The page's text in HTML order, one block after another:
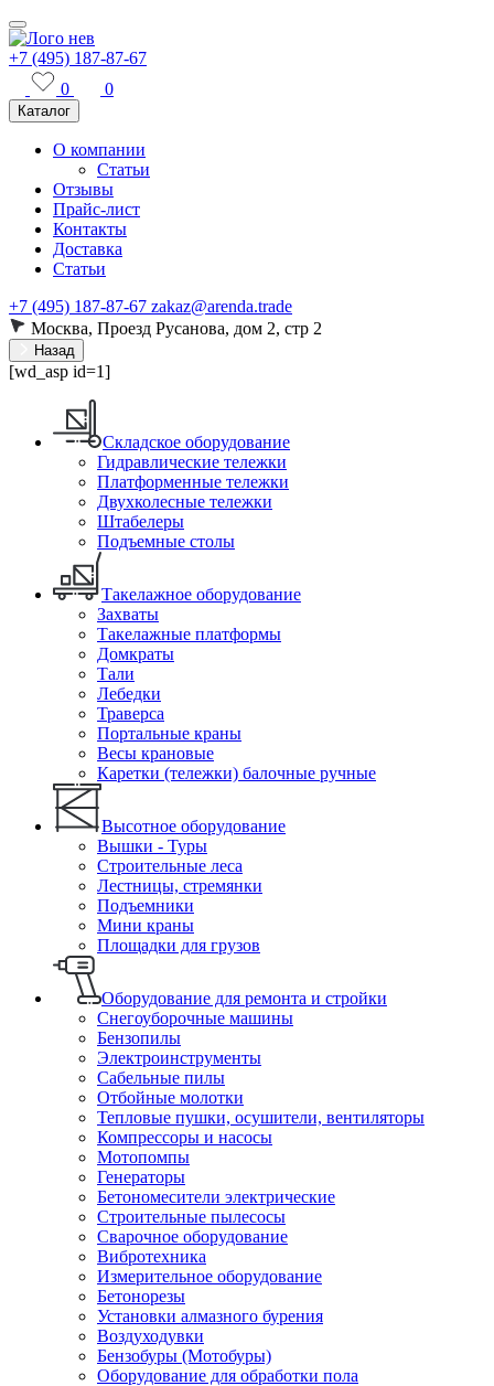
+7 (495) 187-87-67
0
0
Каталог
О компании
Статьи
Отзывы
Прайс-лист
Контакты
Доставка
Статьи
+7 (495) 187-87-67 zakaz@arenda.trade
Москва, Проезд Русанова, дом 2, стр 2
Назад
[wd_asp id=1]
Складское оборудование
Гидравлические тележки
Платформенные тележки
Двухколесные тележки
Штабелеры
Подъемные столы
Такелажное оборудование
Захваты
Такелажные платформы
Домкраты
Тали
Лебедки
Траверса
Портальные краны
Весы крановые
Каретки (тележки) балочные ручные
Высотное оборудование
Вышки - Туры
Строительные леса
Лестницы, стремянки
Подъемники
Мини краны
Площадки для грузов
Оборудование для ремонта и стройки
Снегоуборочные машины
Бензопилы
Электроинструменты
Сабельные пилы
Отбойные молотки
Тепловые пушки, осушители, вентиляторы
Компрессоры и насосы
Мотопомпы
Генераторы
Бетономесители электрические
Строительные пылесосы
Сварочное оборудование
Вибротехника
Измерительное оборудование
Бетонорезы
Установки алмазного бурения
Воздуходувки
Бензобуры (Мотобуры)
Оборудование для обработки пола